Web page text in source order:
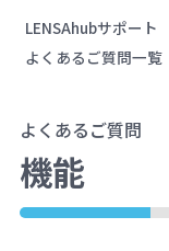
LENSAhubサポート
よくあるご質問一覧
よくあるご質問
機能